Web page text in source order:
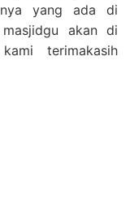
yang ada di
akan di
terimakasih